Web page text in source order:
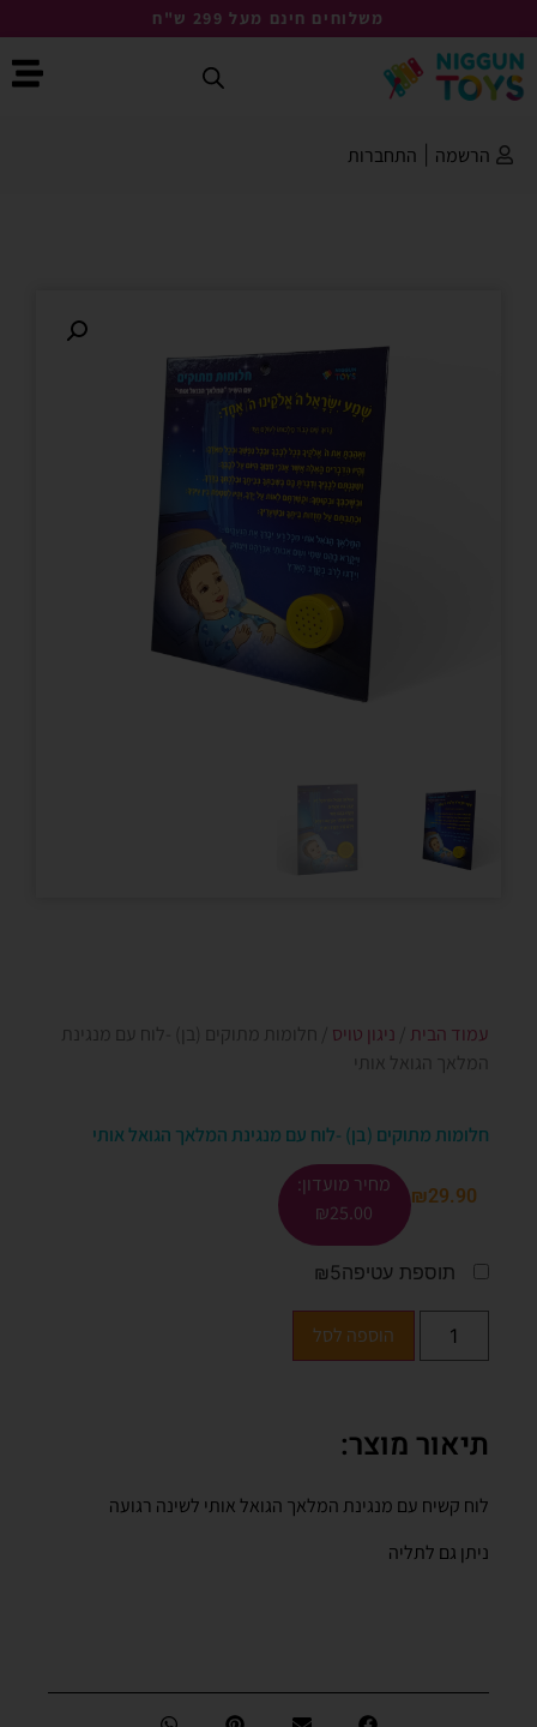
משלוחים חינם מעל 299 ש"ח
הרשמה התחברות
עמוד הבית ניגון טויס / חלומות מתוקים (בן) -לוח עם מנגינת
המלאך הגואל אותי
חלומות מתוקים (בן) -לוח עם מנגינת המלאך הגואל אותי
₪29.90
מחיר מועדון:
₪25.00
תוספת עטיפה₪5
הוספה לסל
תיאור מוצר:
לוח קשיח עם מנגינת המלאך הגואל אותי לשינה רגועה
ניתן גם לתליה